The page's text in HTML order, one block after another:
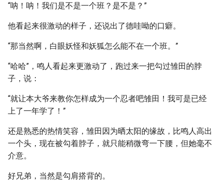
“呐！呐！我们是不是一个班？是不是？”
他看起来很激动的样子，还说出了德哇呦的口癖。
“那当然啊，白眼妖怪和妖狐怎么能不在一个班。”
“哈哈”，鸣人看起来更激动了，跑过来一把勾过雏田的脖
子，说：
“就让本大爷来教你怎样成为一个忍者吧雏田！我可是已经
上了一年学了！”
还是熟悉的热情笑容，雏田因为晒太阳的缘故，比鸣人高出
一个头，现在被勾着脖子，就只能稍微弯一下腰，但她毫不
介意。
好兄弟，当然是勾肩搭背的。